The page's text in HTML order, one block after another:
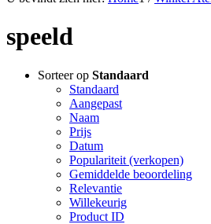
speeld
Sorteer op Standaard
Standaard
Aangepast
Naam
Prijs
Datum
Populariteit (verkopen)
Gemiddelde beoordeling
Relevantie
Willekeurig
Product ID